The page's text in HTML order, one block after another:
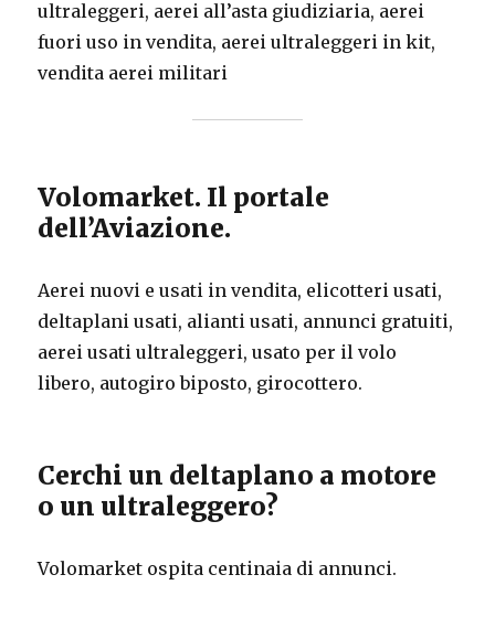
ultraleggeri, aerei all’asta giudiziaria, aerei
fuori uso in vendita, aerei ultraleggeri in kit,
vendita aerei militari
Volomarket. Il portale
dell’Aviazione.
Aerei nuovi e usati in vendita, elicotteri usati,
deltaplani usati, alianti usati, annunci gratuiti,
aerei usati ultraleggeri, usato per il volo
libero, autogiro biposto, girocottero.
Cerchi un deltaplano a motore
o un ultraleggero?
Volomarket ospita centinaia di annunci.